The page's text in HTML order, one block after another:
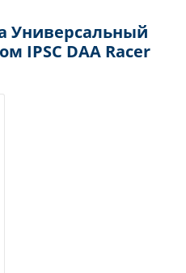
Универсальный
IPSC DAA Racer